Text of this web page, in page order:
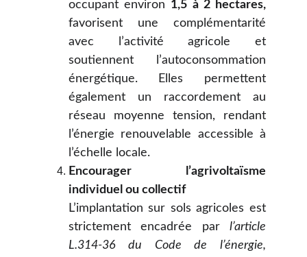
occupant environ 1,5 à 2 hectares,
favorisent une complémentarité
avec l’activité agricole et
soutiennent l’autoconsommation
énergétique. Elles permettent
également un raccordement au
réseau moyenne tension, rendant
l’énergie renouvelable accessible à
l’échelle locale.
Encourager l’agrivoltaïsme
individuel ou collectif
L’implantation sur sols agricoles est
strictement encadrée par l’article
L.314-36 du Code de l’énergie,